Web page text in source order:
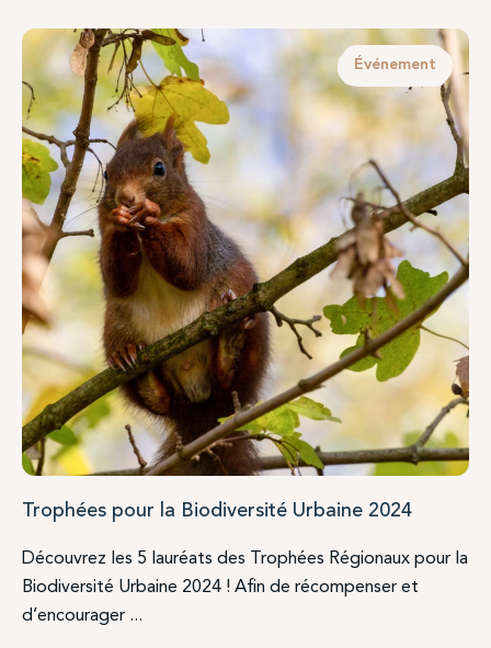
Événement
Trophées pour la Biodiversité Urbaine 2024
Découvrez les 5 lauréats des Trophées Régionaux pour la
Biodiversité Urbaine 2024 ! Afin de récompenser et
d’encourager ...